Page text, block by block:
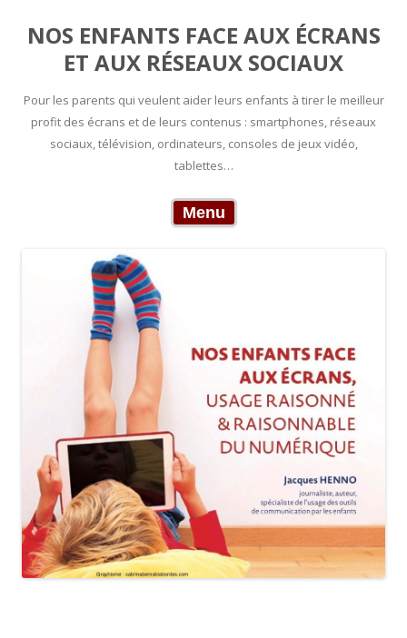
NOS ENFANTS FACE AUX ÉCRANS
ET AUX RÉSEAUX SOCIAUX
Pour les parents qui veulent aider leurs enfants à tirer le meilleur
profit des écrans et de leurs contenus : smartphones, réseaux
sociaux, télévision, ordinateurs, consoles de jeux vidéo,
tablettes…
Menu